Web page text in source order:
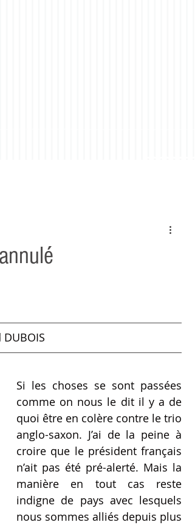
Si les choses se sont passées
comme on nous le dit il y a de
quoi être en colère contre le trio
anglo-saxon. J’ai de la peine à
croire que le président français
n’ait pas été pré-alerté. Mais la
manière en tout cas reste
indigne de pays avec lesquels
nous sommes alliés depuis plus